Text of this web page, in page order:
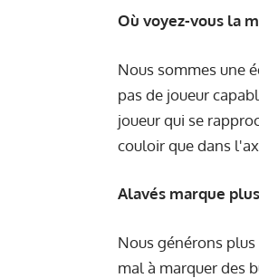
Où voyez-vous la
Nous sommes une
pas de joueur
joueur qui se
couloir que dans
Alavés marque
Nous générons plus
mal à marquer des